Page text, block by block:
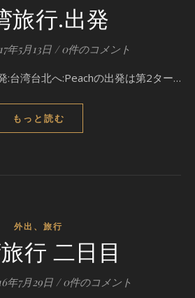
旅行.出発
年5月13日 / 0件のコメント
:台湾台北へ:Peachの出発は第2ター…
もっと読む
外出、旅行
行 二日目
年7月29日 / 0件のコメント